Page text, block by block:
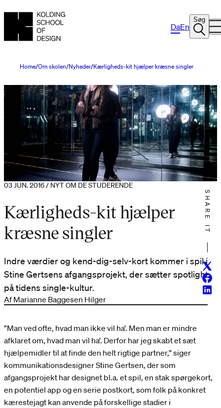
DaEn
Søg
Home Om skolen Nyheder Kærligheds-kit hjælper kræsne singler
03 JUN. 2016 / NYT OM DE STUDERENDE
Kærligheds-kit hjælper
kræsne singler
Indre værdier og kend-dig-selv-kort kommer i spil i
Stine Gertsens afgangsprojekt, der sætter spotlight
på tidens single-kultur.
Af Marianne Baggesen Hilger
SHARE IT
”Man ved ofte, hvad man ikke vil ha’. Men man er mindre
afklaret om, hvad man vil ha’. Derfor har jeg skabt et sæt
hjælpemidler til at finde den helt rigtige partner,” siger
kommunikationsdesigner Stine Gertsen, der som
afgangsprojekt har designet bl.a. et spil, en stak spørgekort,
en potentiel app og en serie postkort, som folk på konkret
kærestejagt kan anvende på forskellige stadier i